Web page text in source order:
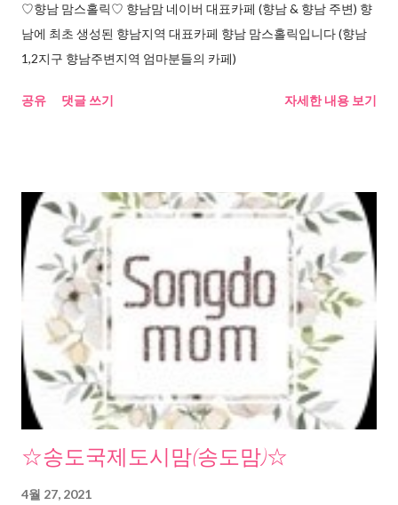
♡향남 맘스홀릭♡ 향남맘 네이버 대표카페 (향남 & 향남 주변) 향
남에 최초 생성된 향남지역 대표카페 향남 맘스홀릭입니다 (향남
1,2지구 향남주변지역 엄마분들의 카페)
공유 댓글 쓰기 자세한 내용 보기
☆송도국제도시맘(송도맘)☆
4월 27, 2021